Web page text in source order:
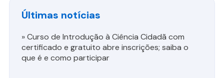
Últimas notícias
»Curso de Introdução à Ciência Cidadã com
certificado e gratuito abre inscrições; saiba o
que é e como participar